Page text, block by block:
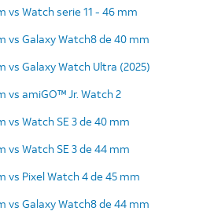
vs Watch serie 11 - 46 mm
vs Galaxy Watch8 de 40 mm
vs Galaxy Watch Ultra (2025)
vs amiGO™ Jr. Watch 2
vs Watch SE 3 de 40 mm
vs Watch SE 3 de 44 mm
vs Pixel Watch 4 de 45 mm
vs Galaxy Watch8 de 44 mm